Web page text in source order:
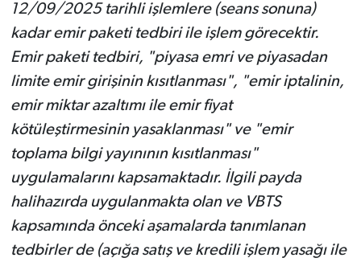
12/09/2025 tarihli işlemlere (seans sonuna)
kadar emir paketi tedbiri ile işlem görecektir.
Emir paketi tedbiri, "piyasa emri ve piyasadan
limite emir girişinin kısıtlanması", "emir iptalinin,
emir miktar azaltımı ile emir fiyat
kötüleştirmesinin yasaklanması" ve "emir
toplama bilgi yayınının kısıtlanması"
uygulamalarını kapsamaktadır. İlgili payda
halihazırda uygulanmakta olan ve VBTS
kapsamında önceki aşamalarda tanımlanan
tedbirler de (açığa satış ve kredili işlem yasağı ile